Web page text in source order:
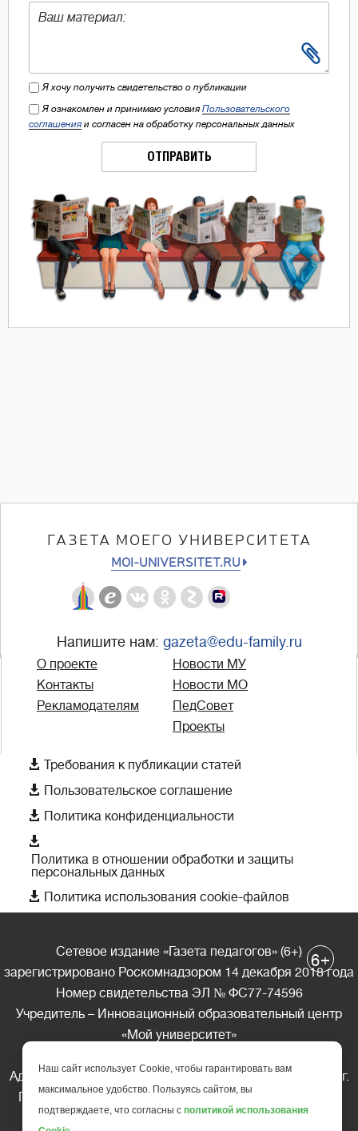
Я хочу получить свидетельство о публикации
Я ознакомлен и принимаю условия Пользовательского
соглашения и согласен на обработку персональных данных
ОТПРАВИТЬ
ГАЗЕТА МОЕГО УНИВЕРСИТЕТА
MOI-UNIVERSITET.RU
Напишите нам: gazeta@edu-family.ru
О проекте
Контакты
Рекламодателям
Новости МУ
Новости МО
ПедСовет
Проекты
 Требования к публикации статей
 Пользовательское соглашение
 Политика конфиденциальности

Политика в отношении обработки и защиты
персональных данных
 Политика использования cookie-файлов
Сетевое издание «Газета педагогов» (6+)
зарегистрировано Роскомнадзором 14 декабря 2018 года
Номер свидетельства ЭЛ № ФС77-74596
Учредитель – Инновационный образовательный центр
«Мой университет»
Адрес редакции: 185035 Россия, Республика Карелия, г.
Петрозаводск, ул. Фридриха Энгельса д.10, офис 211
Телефон редакции: +7 (499) 685-10-45
6+
Наш сайт использует Cookie, чтобы гарантировать вам
максимальное удобство. Пользуясь сайтом, вы
подтверждаете, что согласны с политикой использования